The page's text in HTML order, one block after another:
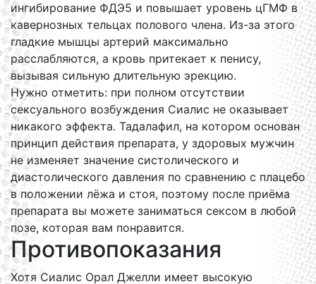
ингибирование ФДЭ5 и повышает уровень цГМФ в
кавернозных тельцах полового члена. Из-за этого
гладкие мышцы артерий максимально
расслабляются, а кровь притекает к пенису,
вызывая сильную длительную эрекцию.
Нужно отметить: при полном отсутствии
сексуального возбуждения Сиалис не оказывает
никакого эффекта. Тадалафил, на котором основан
принцип действия препарата, у здоровых мужчин
не изменяет значение систолического и
диастолического давления по сравнению с плацебо
в положении лёжа и стоя, поэтому после приёма
препарата вы можете заниматься сексом в любой
позе, которая вам понравится.
Противопоказания
Хотя Сиалис Орал Джелли имеет высокую